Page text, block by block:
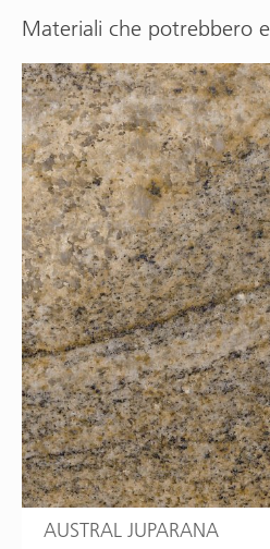
Materiali che potrebbero
AUSTRAL JUPARANA